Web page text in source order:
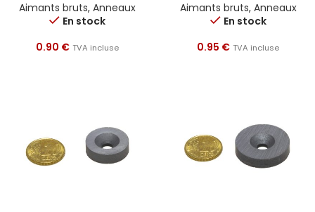
Aimants bruts, Anneaux
En stock
0.90 € TVA incluse
Aimants bruts, Anneaux
En stock
0.95 € TVA incluse